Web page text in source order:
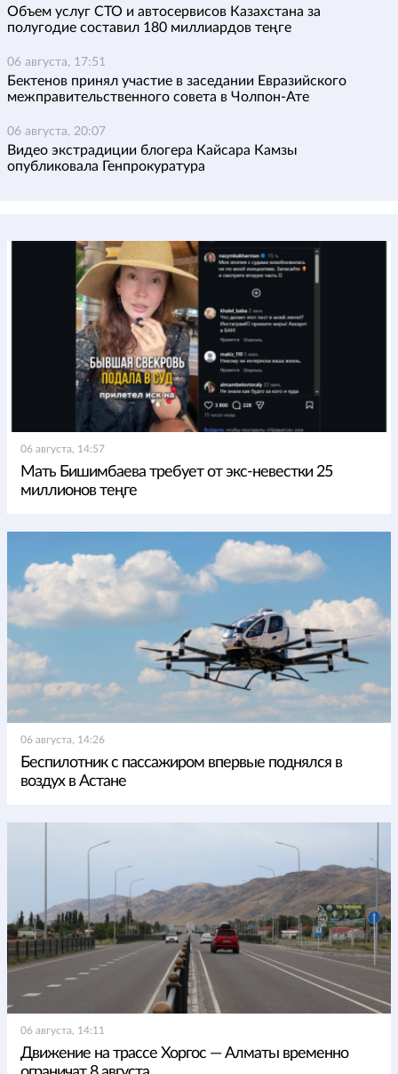
Объем услуг СТО и автосервисов Казахстана за
полугодие составил 180 миллиардов теңге
06 августа, 17:51
Бектенов принял участие в заседании Евразийского
межправительственного совета в Чолпон-Ате
06 августа, 20:07
Видео экстрадиции блогера Кайсара Камзы
опубликовала Генпрокуратура
06 августа, 14:57
Мать Бишимбаева требует от экс-невестки 25
миллионов теңге
06 августа, 14:26
Беспилотник с пассажиром впервые поднялся в
воздух в Астане
06 августа, 14:11
Движение на трассе Хоргос — Алматы временно